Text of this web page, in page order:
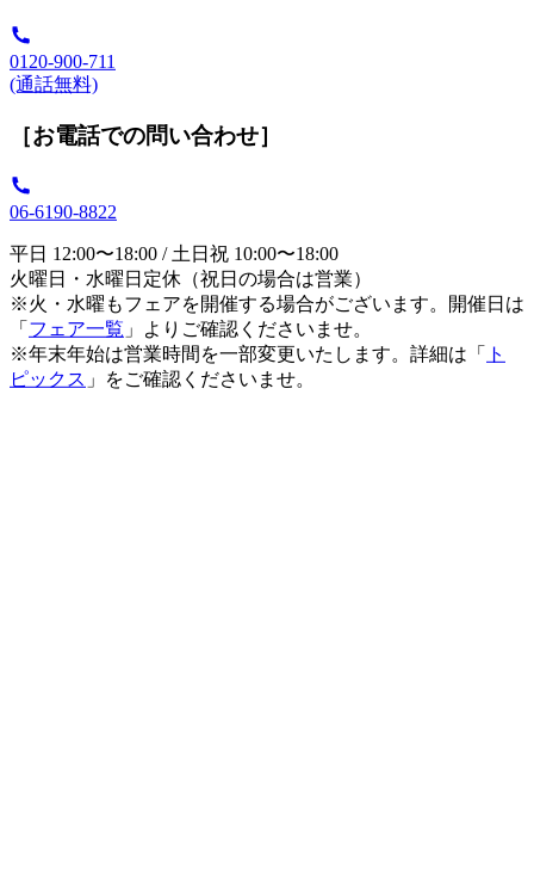
0120-900-711
(通話無料)
［お電話での問い合わせ］
06-6190-8822
平日 12:00〜18:00 / 土日祝 10:00〜18:00
火曜日・水曜日定休（祝日の場合は営業）
※火・水曜もフェアを開催する場合がございます。開催日は
「 フェア一覧 」よりご確認くださいませ。
※年末年始は営業時間を一部変更いたします。詳細は「
ト
ピックス 」をご確認くださいませ。